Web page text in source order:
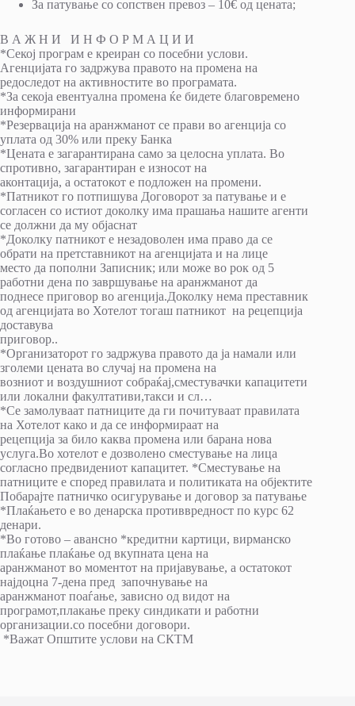
За патување со сопствен превоз – 10€ од цената;
В А Ж Н И И Н Ф О Р М А Ц И И
*Секој програм е креиран со посебни услови.
Агенцијата го задржува правото на промена на
редоследот на активностите во програмата.
*За секоја евентуална промена ќе бидете благовремено
информирани
*Резервација на аранжманот се прави во агенција со
уплата од 30% или преку Банка
*Цената е загарантирана само за целосна уплата. Во
спротивно, загарантиран е износот на
аконтација, а остатокот е подложен на промени.
*Патникот го потпишува Договорот за патување и е
согласен со истиот доколку има прашања нашите агенти
се должни да му објаснат
*Доколку патникот е незадоволен има право да се
обрати на претставникот на агенцијата и на лице
место да пополни Записник; или може во рок од 5
работни дена по завршување на аранжманот да
поднесе приговор во агенција.Доколку нема преставник
од агенцијата во Хотелот тогаш патникот на рецепција
доставува
приговор..
*Организаторот го задржува правото да ја намали или
зголеми цената во случај на промена на
возниот и воздушниот собраќај,сместувачки капацитети
или локални факултативи,такси и сл…
*Се замолуваат патниците да ги почитуваат правилата
на Хотелот како и да се информираат на
рецепција за било каква промена или барана нова
услуга.Во хотелот е дозволено сместување на лица
согласно предвидениот капацитет. *Сместување на
патниците е според правилата и политиката на објектите
Побарајте патничко осигурување и договор за патување
*Плаќањето е во денарска противвредност по курс 62
денари.
*Во готово – авансно *кредитни картици, вирманско
плаќање плаќање од вкупната цена на
аранжманот во моментот на пријавување, а остатокот
најдоцна 7-дена пред започнување на
аранжманот поаѓање, зависно од видот на
програмот,плакање преку синдикати и работни
организации.со посебни договори.
*Важат Општите услови на СКТМ